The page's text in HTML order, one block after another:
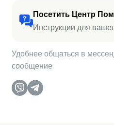
Посетить Центр
Инструкции для
Удобнее общаться в
сообщение